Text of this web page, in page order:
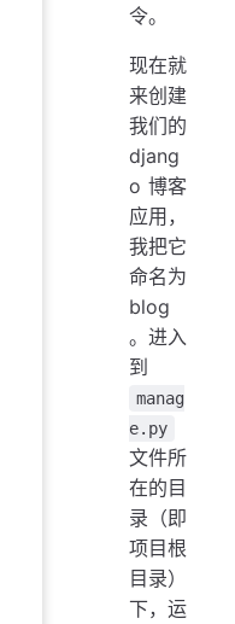
令。
现在就
来创建
我们的
djang
o 博客
应用，
我把它
命名为
blog
。进入
到
manag
e.py
文件所
在的目
录（即
项目根
目录）
下，运